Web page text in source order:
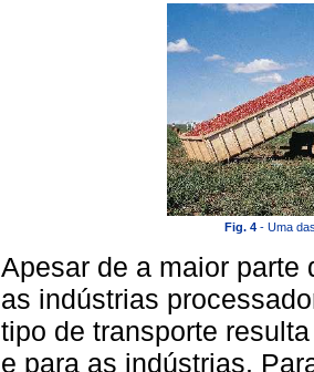
Fig. 4 - Uma
Apesar de a maior parte
as indústrias
tipo de transporte
e para as indústrias.